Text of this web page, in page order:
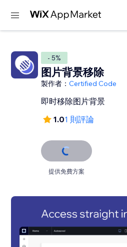
- 5%
图片背景移除
製作者：Certified Code
即时移除图片背景
1.01 則評論
提供免費方案